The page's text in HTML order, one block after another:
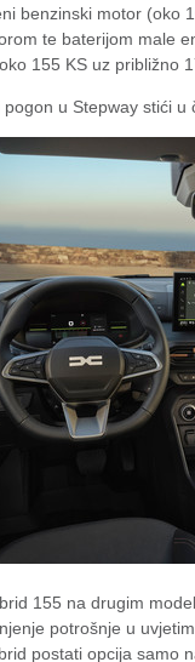
benzinski motor (oko
te baterijom male
155 KS uz približno
u Stepway stići u
155 na drugim
potrošnje u
postati opcija samo